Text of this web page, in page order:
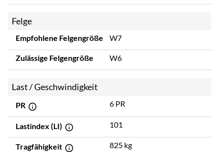
Felge
Empfohlene Felgengröße W7
Zulässige Felgengröße W6
Last / Geschwindigkeit
PR 6 PR
Lastindex (LI) 101
Tragfähigkeit 825 kg